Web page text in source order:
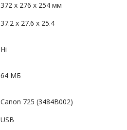
372 x 276 x 254 мм
37.2 x 27.6 x 25.4
Ні
64 МБ
Canon 725 (3484B002)
USB